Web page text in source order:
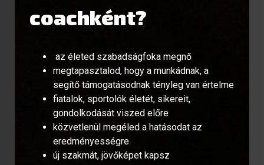
coachként?
az életed szabadságfoka megnő
megtapasztalod, hogy a munkádnak, a
segítő támogatásodnak tényleg van értelme
fiatalok, sportolók életét, sikereit,
gondolkodását viszed előre
közvetlenül megéled a hatásodat az
eredményességre
új szakmát, jövőképet kapsz